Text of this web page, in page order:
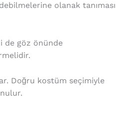
olanak tanıması
de göz önünde
Doğru kostüm seçimiyle